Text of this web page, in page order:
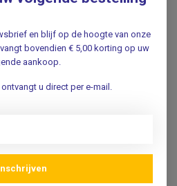
Busch: Voor een efficiënte
Waldmann Verharde Bek
en blijf op de hoogte van onze
bovendien € 5,00 korting op uw
aankoop.
u direct per e-mail.